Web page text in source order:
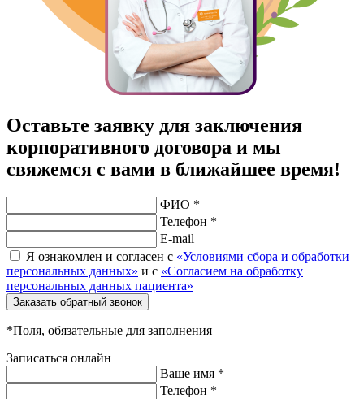
Оставьте заявку для заключения
корпоративного договора и мы
свяжемся с вами в ближайшее время!
ФИО *
Телефон *
E-mail
Я ознакомлен и согласен с «Условиями сбора и обработки
персональных данных» и с «Согласием на обработку
персональных данных пациента»
Заказать обратный звонок
*Поля, обязательные для заполнения
Записаться онлайн
Ваше имя *
Телефон *